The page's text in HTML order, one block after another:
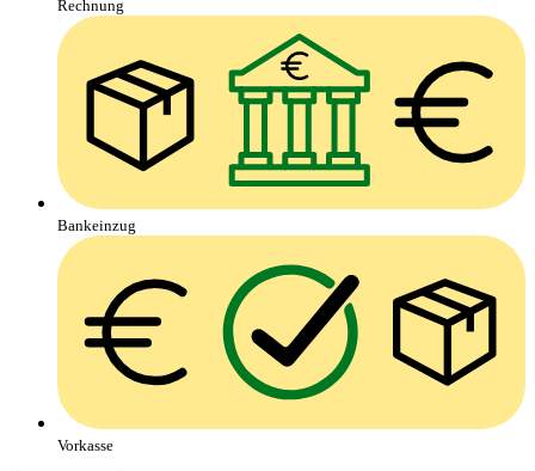
Rechnung
Bankeinzug
Vorkasse